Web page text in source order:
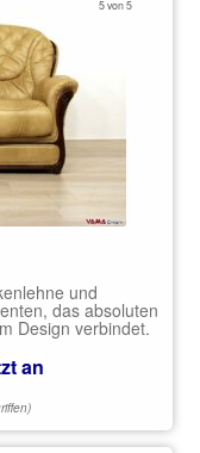
5 von 5
und
das absoluten
Design verbindet.
an